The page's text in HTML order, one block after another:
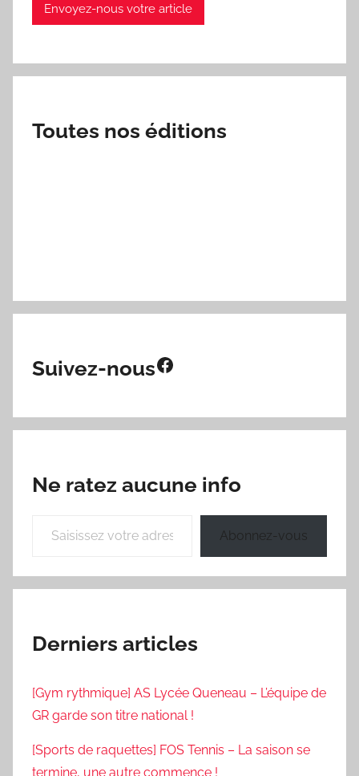
Envoyez-nous votre article
Toutes nos éditions
Suivez-nousFacebook
Ne ratez aucune info
Abonnez-vous
Derniers articles
[Gym rythmique] AS Lycée Queneau – L’équipe de
GR garde son titre national !
[Sports de raquettes] FOS Tennis – La saison se
termine, une autre commence !